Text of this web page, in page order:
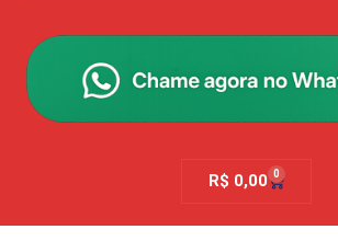
R$ 0,00 0